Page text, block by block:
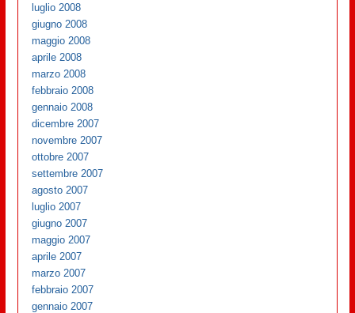
luglio 2008
giugno 2008
maggio 2008
aprile 2008
marzo 2008
febbraio 2008
gennaio 2008
dicembre 2007
novembre 2007
ottobre 2007
settembre 2007
agosto 2007
luglio 2007
giugno 2007
maggio 2007
aprile 2007
marzo 2007
febbraio 2007
gennaio 2007